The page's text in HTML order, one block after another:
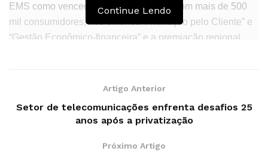
EMS como vencedoras nas categorias com mais de 500
mil consumidores, nos critérios “Avaliação pelo Cliente” e
“Gestão Econômico-financeira” e a premiação regional
São Paulo, Minas Gerais, Paraná, Sergipe e Mato Grosso
Esses resultados refletem os investimentos em melhoria
Continue Lendo
Artigo Anterior
Setor de telecomunicações enfrenta desafios 25
anos após a privatização
Próximo Artigo